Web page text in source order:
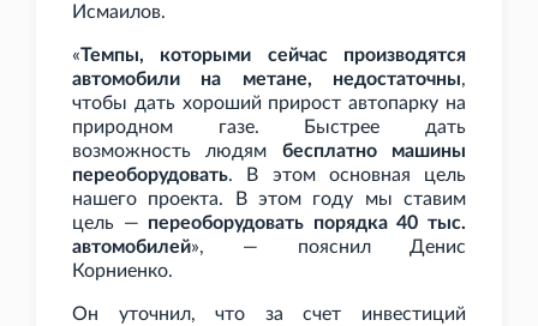
Исмаилов.
«Темпы, которыми сейчас производятся
автомобили на метане, недостаточны,
чтобы дать хороший прирост автопарку на
природном газе. Быстрее дать
возможность людям бесплатно машины
переоборудовать. В этом основная цель
нашего проекта. В этом году мы ставим
цель — переоборудовать порядка 40 тыс.
автомобилей», — пояснил Денис
Корниенко.
Он уточнил, что за счет инвестиций